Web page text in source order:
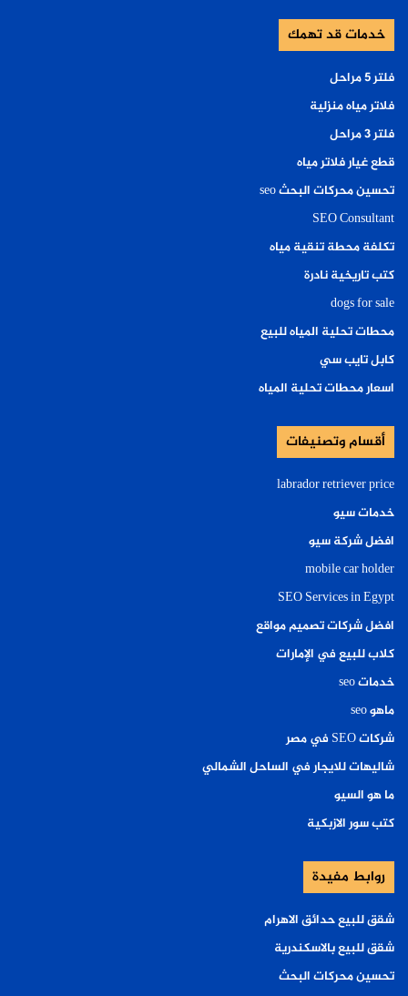
خدمات قد تهمك
فلتر ٥ مراحل
فلاتر مياه منزلية
فلتر ٣ مراحل
قطع غيار فلاتر مياه
تحسين محركات البحث seo
SEO Consultant
تكلفة محطة تنقية مياه
كتب تاريخية نادرة
dogs for sale
محطات تحلية المياه للبيع
كابل تايب سي
اسعار محطات تحلية المياه
أقسام وتصنيفات
labrador retriever price
خدمات سيو
افضل شركة سيو
mobile car holder
SEO Services in Egypt
افضل شركات تصميم مواقع
كلاب للبيع في الإمارات
خدمات seo
ماهو seo
شركات SEO في مصر
شاليهات للايجار في الساحل الشمالي
ما هو السيو
كتب سور الازبكية
روابط مفيدة
شقق للبيع حدائق الاهرام
شقق للبيع بالاسكندرية
تحسين محركات البحث